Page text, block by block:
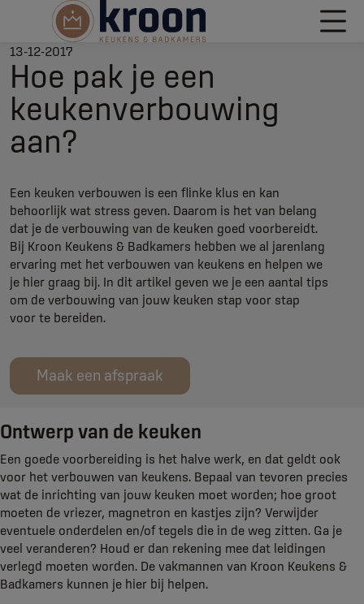
13-12-2017
Hoe pak je een
keukenverbouwing
aan?
Een keuken verbouwen is een flinke klus en kan
behoorlijk wat stress geven. Daarom is het van belang
dat je de verbouwing van de keuken goed voorbereidt.
Bij Kroon Keukens & Badkamers hebben we al jarenlang
ervaring met het verbouwen van keukens en helpen we
je hier graag bij. In dit artikel geven we je een aantal tips
om de verbouwing van jouw keuken stap voor stap
voor te bereiden.
Maak een afspraak
Ontwerp van de keuken
Een goede voorbereiding is het halve werk, en dat geldt ook
voor het verbouwen van keukens. Bepaal van tevoren precies
wat de inrichting van jouw keuken moet worden; hoe groot
moeten de vriezer, magnetron en kastjes zijn? Verwijder
eventuele onderdelen en/of tegels die in de weg zitten. Ga je
veel veranderen? Houd er dan rekening mee dat leidingen
verlegd moeten worden. De vakmannen van Kroon Keukens &
Badkamers kunnen je hier bij helpen.